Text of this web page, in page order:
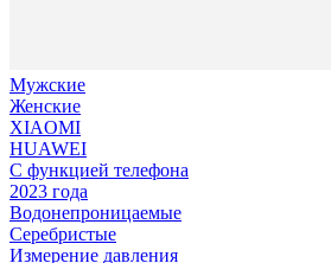
Мужские
Женские
XIAOMI
HUAWEI
С функцией телефона
2023 года
Водонепроницаемые
Серебристые
Измерение давления